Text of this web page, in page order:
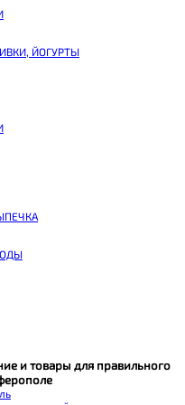
без сахара Qwikler
Coco
Snaqer
ЙОГУРТЫ
и товары для правильного